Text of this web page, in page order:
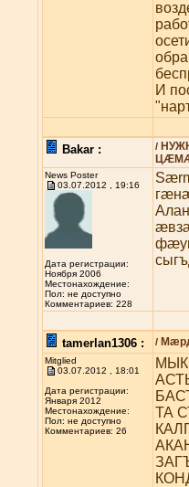
И
Bakar : /
News Poster
03.07.2012 , 19:16
Дата регистрации:
Ноября 2006
Местонахождение:
Пол: не доступно
Комментариев: 228
tamerlan1306 : /
Mitglied
03.07.2012 , 18:01
Дата регистрации:
Января 2012
Местонахождение:
Пол: не доступно
Комментариев: 26
ТА